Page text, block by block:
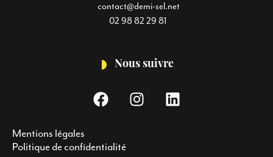
contact@demi-sel.net
02 98 82 29 81
Nous suivre
F
a
b
I
n
L
i
Mentions légales
Politique de confidentialité